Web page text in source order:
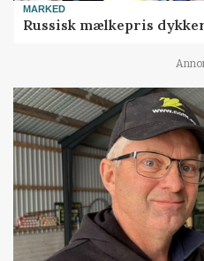
MARKED
Russisk mælkepris